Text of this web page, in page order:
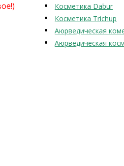
Косметика Dabur
Косметика Trichup
Аюрведическая
Аюрведическая